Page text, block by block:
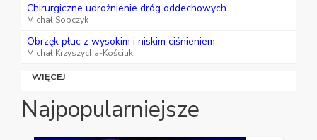
Chirurgiczne udrożnienie dróg oddechowych
Michał Sobczyk
Obrzęk płuc z wysokim i niskim ciśnieniem
Michał Krzyszycha-Kościuk
WIĘCEJ
Najpopularniejsze